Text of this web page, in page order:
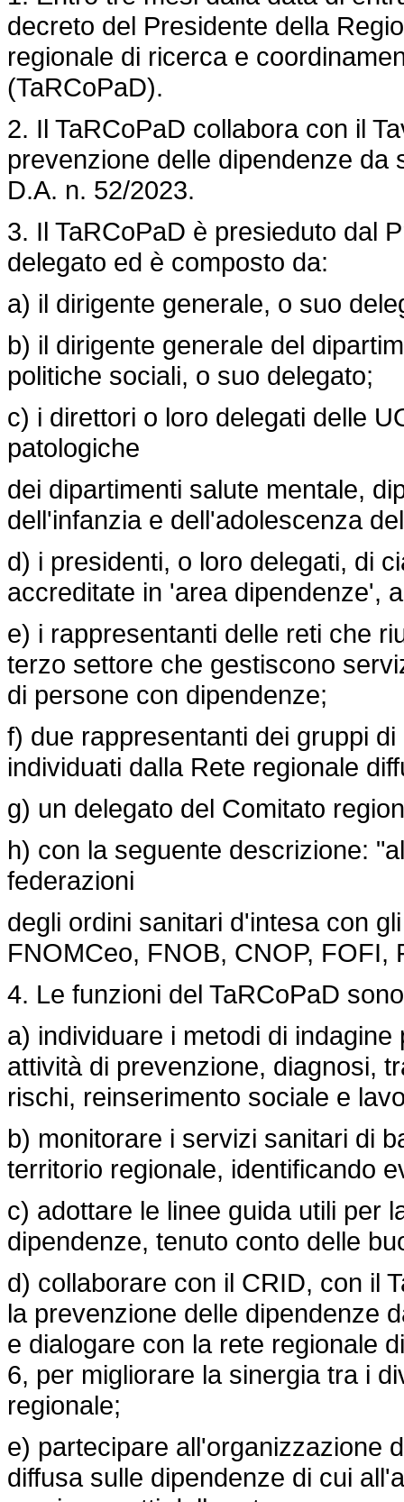
decreto del Presidente della
regionale di ricerca e
(TaRCoPaD).
2. Il TaRCoPaD collabora con il
prevenzione delle dipendenze
D.A. n. 52/2023.
3. Il TaRCoPaD è presieduto dal
delegato ed è composto da:
a) il dirigente generale, o suo
b) il dirigente generale del
politiche sociali, o suo delegato;
c) i direttori o loro delegati delle
patologiche
dei dipartimenti salute mentale,
dell'infanzia e dell'adolescenza
d) i presidenti, o loro delegati, di
accreditate in 'area dipendenze',
e) i rappresentanti delle reti che
terzo settore che gestiscono
di persone con dipendenze;
f) due rappresentanti dei gruppi
individuati dalla Rete regionale
g) un delegato del Comitato
h) con la seguente descrizione:
federazioni
degli ordini sanitari d'intesa con
FNOMCeo, FNOB, CNOP, FOFI,
4. Le funzioni del TaRCoPaD
a) individuare i metodi di
attività di prevenzione, diagnosi,
rischi, reinserimento sociale e
b) monitorare i servizi sanitari di
territorio regionale, identificando
c) adottare le linee guida utili per
dipendenze, tenuto conto delle
d) collaborare con il CRID, con il
la prevenzione delle dipendenze
e dialogare con la rete regionale
6, per migliorare la sinergia tra i
regionale;
e) partecipare all'organizzazione
diffusa sulle dipendenze di cui